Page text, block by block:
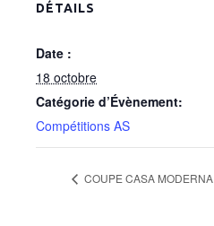
DÉTAILS
Date :
18 octobre
Catégorie d’Évènement:
Compétitions AS
COUPE CASA MODERNA